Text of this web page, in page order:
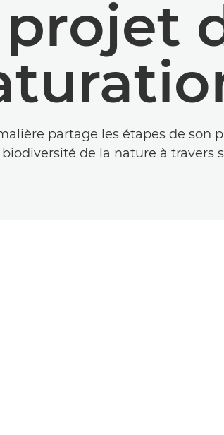
partage les étapes de son
de la nature à travers